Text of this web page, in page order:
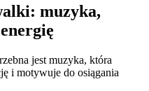
muzyka,
jest muzyka, która
i motywuje do osiągania